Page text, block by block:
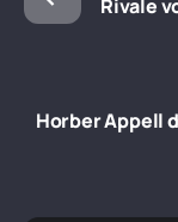
Rivale
Horber Appell